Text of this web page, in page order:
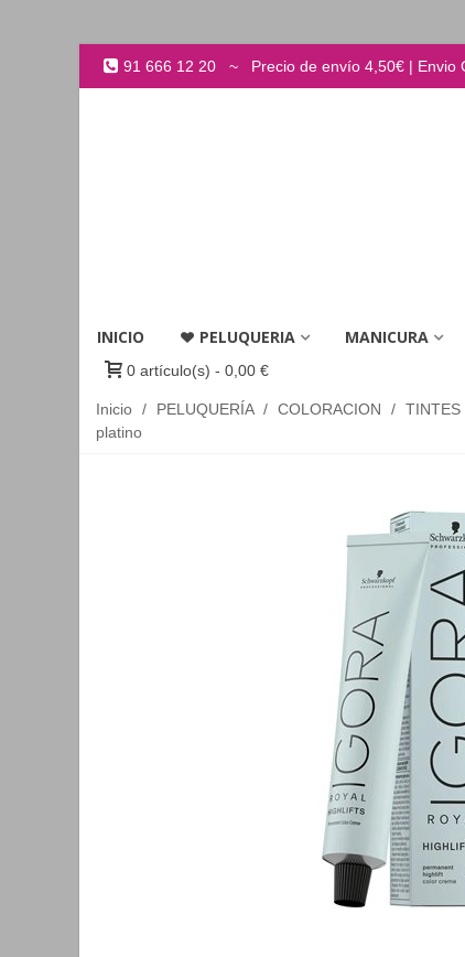
91 666 12 20 ~ Precio de envío 4,50€ | Envio
INICIO PELUQUERIA MANICURA
0 artículo(s) - 0,00 €
Inicio / PELUQUERÍA / COLORACION / TINTES
platino